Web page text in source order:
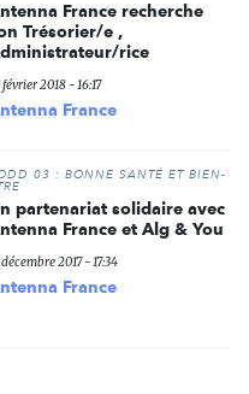
France recherche
Trésorier/e ,
rice
février 2018 - 16:17
France
03 : BONNE SANTÉ ET BIEN-
partenariat solidaire avec
France et Alg & You
décembre 2017 - 17:34
France